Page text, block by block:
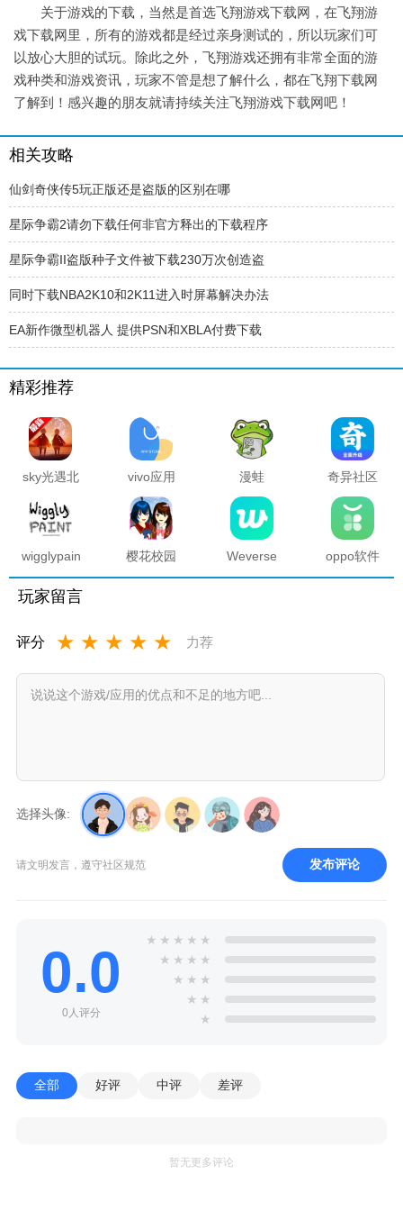
关于游戏的下载，当然是首选飞翔游戏下载网，在飞翔游
戏下载网里，所有的游戏都是经过亲身测试的，所以玩家们可
以放心大胆的试玩。除此之外，飞翔游戏还拥有非常全面的游
戏种类和游戏资讯，玩家不管是想了解什么，都在飞翔下载网
了解到！感兴趣的朋友就请持续关注飞翔游戏下载网吧！
相关攻略
仙剑奇侠传5玩正版还是盗版的区别在哪
星际争霸2请勿下载任何非官方释出的下载程序
星际争霸II盗版种子文件被下载230万次创造盗
同时下载NBA2K10和2K11进入时屏幕解决办法
EA新作微型机器人 提供PSN和XBLA付费下载
精彩推荐
sky光遇北
解锁版
vivo应用
正版
漫蛙
官方正版
奇异社区
载安装
2025最新
版本
wigglypaint
樱花校园
Weverse
oppo软件
玩家留言
评分 ★ ★ ★ ★ ★ 力荐
选择头像:
请文明发言，遵守社区规范 发布评论
0.0
0人评分
★ ★ ★ ★ ★
★ ★ ★ ★
★ ★ ★
★ ★
★
全部 好评 中评 差评
暂无更多评论